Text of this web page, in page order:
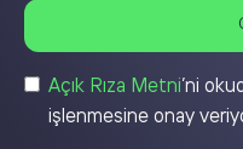
Açık Rıza Metni’ni
işlenmesine onay